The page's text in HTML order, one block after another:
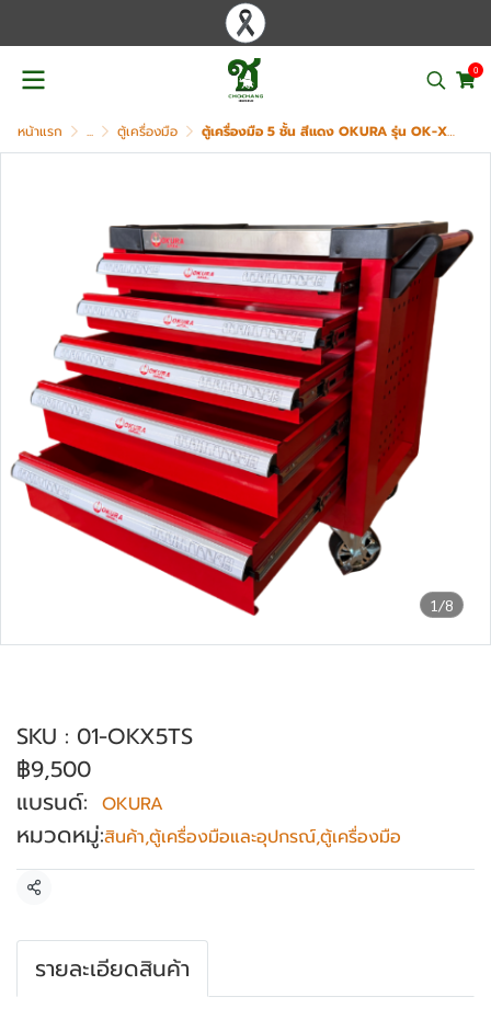
0
หน้าแรก ... ตู้เครื่องมือ ตู้เครื่องมือ 5 ชั้น สีแดง OKURA รุ่น OK-X5TS
1/8
SKU : 01-OKX5TS
฿9,500
แบรนด์: OKURA
หมวดหมู่:สินค้า,ตู้เครื่องมือและอุปกรณ์,ตู้เครื่องมือ
แชร์
รายละเอียดสินค้า